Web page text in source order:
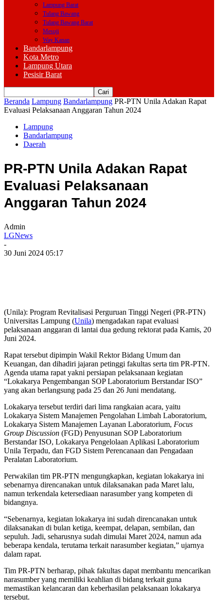
Lampung Barat
Tulang Bawang
Tulang Bawang Barat
Mesuji
Way Kanan
Bandarlampung
Kota Metro
Lampung Utara
Pesisir Barat
Beranda Lampung Bandarlampung PR-PTN Unila Adakan Rapat
Evaluasi Pelaksanaan Anggaran Tahun 2024
Lampung
Bandarlampung
Daerah
PR-PTN Unila Adakan Rapat
Evaluasi Pelaksanaan
Anggaran Tahun 2024
Admin
LGNews
-
30 Juni 2024 05:17
(Unila): Program Revitalisasi Perguruan Tinggi Negeri (PR-PTN)
Universitas Lampung (Unila) mengadakan rapat evaluasi
pelaksanaan anggaran di lantai dua gedung rektorat pada Kamis, 20
Juni 2024.
Rapat tersebut dipimpin Wakil Rektor Bidang Umum dan
Keuangan, dan dihadiri jajaran petinggi fakultas serta tim PR-PTN.
Agenda utama rapat yakni persiapan pelaksanaan kegiatan
“Lokakarya Pengembangan SOP Laboratorium Berstandar ISO”
yang akan berlangsung pada 25 dan 26 Juni mendatang.
Lokakarya tersebut terdiri dari lima rangkaian acara, yaitu
Lokakarya Sistem Manajemen Pengolahan Limbah Laboratorium,
Lokakarya Sistem Manajemen Layanan Laboratorium, Focus
Group Discussion (FGD) Penyusunan SOP Laboratorium
Berstandar ISO, Lokakarya Pengelolaan Aplikasi Laboratorium
Unila Terpadu, dan FGD Sistem Perencanaan dan Pengadaan
Peralatan Laboratorium.
Perwakilan tim PR-PTN mengungkapkan, kegiatan lokakarya ini
sebenarnya direncanakan untuk dilaksanakan pada Maret lalu,
namun terkendala ketersediaan narasumber yang kompeten di
bidangnya.
“Sebenarnya, kegiatan lokakarya ini sudah direncanakan untuk
dilaksanakan di bulan ketiga, keempat, delapan, sembilan, dan
sepuluh. Jadi, seharusnya sudah dimulai Maret 2024, namun ada
beberapa kendala, terutama terkait narasumber kegiatan,” ujarnya
dalam rapat.
Tim PR-PTN berharap, pihak fakultas dapat membantu mencarikan
narasumber yang memiliki keahlian di bidang terkait guna
memastikan kelancaran dan keberhasilan pelaksanaan lokakarya
tersebut.